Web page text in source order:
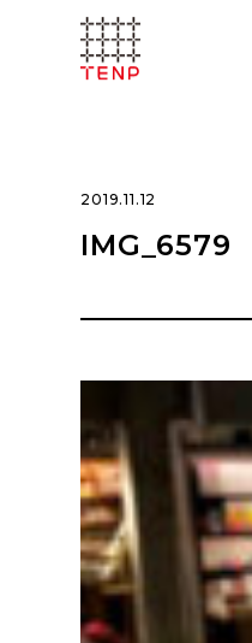
2019.11.12
IMG_6579